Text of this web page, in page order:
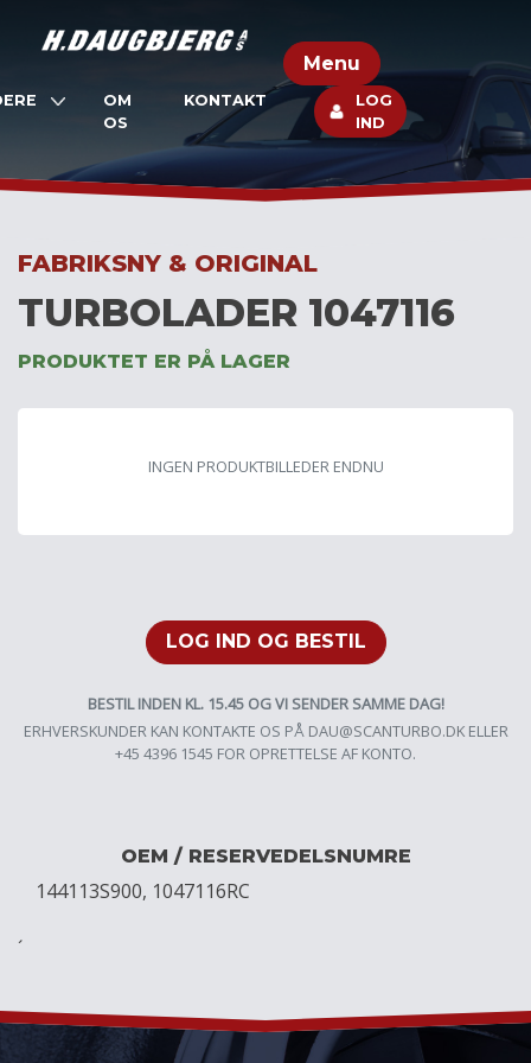
Menu
OM
OS
KONTAKT
LOG
IND
FABRIKSNY & ORIGINAL
TURBOLADER 1047116
PRODUKTET ER PÅ LAGER
INGEN PRODUKTBILLEDER ENDNU
LOG IND OG BESTIL
BESTIL INDEN KL. 15.45 OG VI SENDER SAMME DAG!
ERHVERSKUNDER KAN KONTAKTE OS PÅ DAU@SCANTURBO.DKELLER
+45 4396 1545 FOR OPRETTELSE AF KONTO.
OEM / RESERVEDELSNUMRE
144113S900, 1047116RC
´